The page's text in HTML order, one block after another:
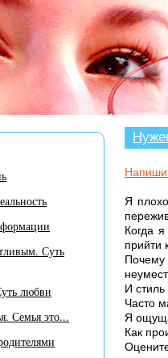
В разделе «Нужен
Я
Когда
прийти
И
Часто
Я
Как
Суть
любви
Семья это...